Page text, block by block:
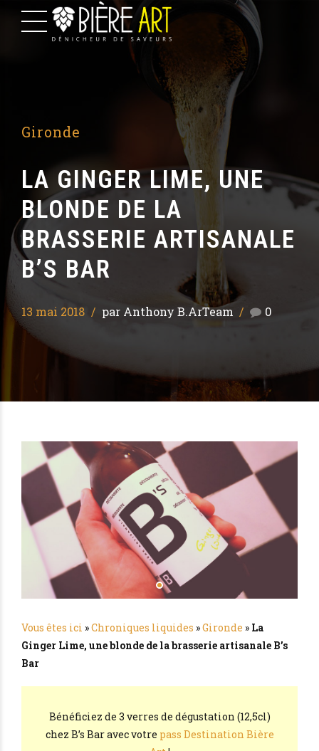
Gironde
LA GINGER LIME, UNE
BLONDE DE LA
BRASSERIE ARTISANALE
B’S BAR
13 mai 2018 par Anthony B.ArTeam 0
Vous êtes ici »Chroniques liquides »Gironde » La
Ginger Lime, une blonde de la brasserie artisanale B’s
Bar
Bénéficiez de 3 verres de dégustation (12,5cl)
chez B’s Bar avec votre pass Destination Bière